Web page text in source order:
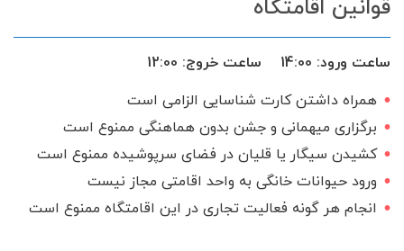
ماشین لباس‌شویی
منبع آب ذخیره
گیرنده دیجیتال
سرویس ایرانی
قوانین اقامتگاه
ساعت ورود: 14:00 ساعت خروج: 12:00
همراه داشتن کارت شناسایی الزامی است
برگزاری میهمانی و جشن بدون هماهنگی ممنوع است
کشیدن سیگار یا قلیان در فضای سرپوشیده ممنوع است
ورود حیوانات خانگی به واحد اقامتی مجاز نیست
انجام هر گونه فعالیت تجاری در این اقامتگاه ممنوع است